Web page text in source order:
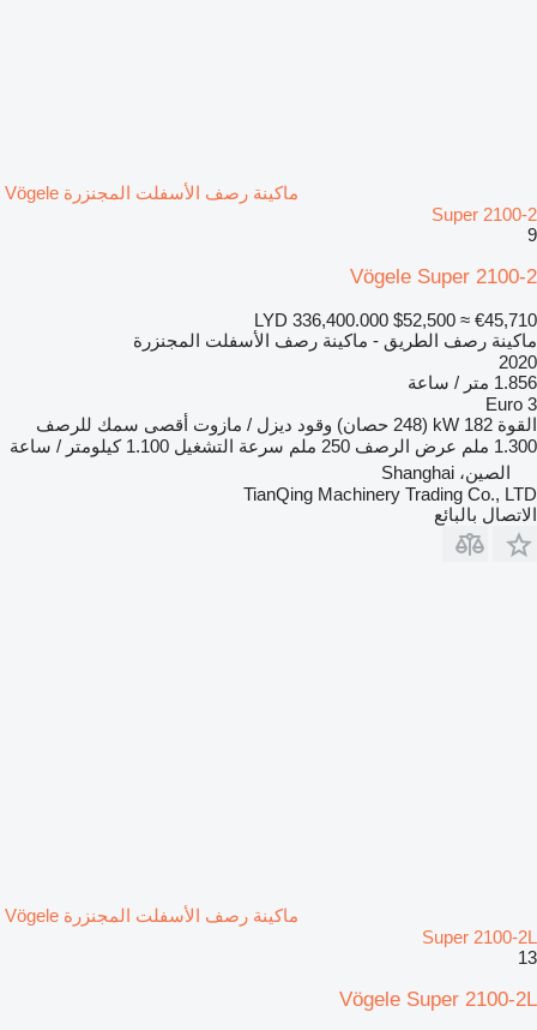
ماكينة رصف الأسفلت المجنزرة Vögele
Super 2100-2
9
Vögele Super 2100-2
LYD 336,400.000 $52,500 ≈ €45,710
ماكينة رصف الطريق - ماكينة رصف الأسفلت المجنزرة
2020
1.856 متر / ساعة
Euro 3
القوة 182 kW (248 حصان) وقود ديزل / مازوت أقصى سمك للرصف
1.300 ملم
عرض الرصف 250 ملم سرعة التشغيل 1.100 كيلومتر / ساعة
الصين، Shanghai
TianQing Machinery Trading Co., LTD
الاتصال بالبائع
ماكينة رصف الأسفلت المجنزرة Vögele
Super 2100-2L
13
Vögele Super 2100-2L